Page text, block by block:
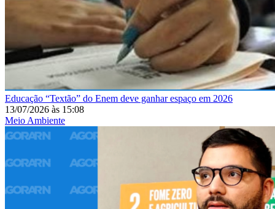
Educação “Textão” do Enem deve ganhar espaço em 2026
13/07/2026 às 15:08
Meio Ambiente